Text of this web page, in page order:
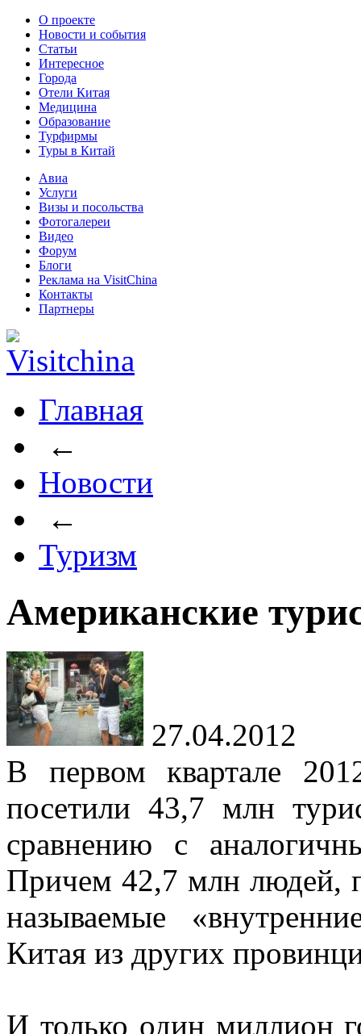
О проекте
Новости и события
Статьи
Интересное
Города
Отели Китая
Медицина
Образование
Турфирмы
Туры в Китай
Авиа
Услуги
Визы и посольства
Фотогалереи
Видео
Форум
Блоги
Реклама на VisitChina
Контакты
Партнеры
Главная
←
Новости
←
Туризм
Американские
27.04.2012
В первом квартале
посетили 43,7 млн
сравнению с
Причем 42,7 млн людей,
называемые
Китая из других
И только один миллион